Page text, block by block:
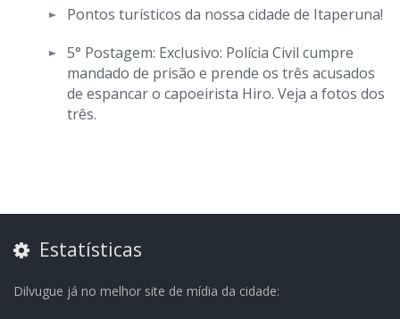
Pontos turísticos da nossa cidade de Itaperuna!
5° Postagem: Exclusivo: Polícia Civil cumpre
mandado de prisão e prende os três acusados
de espancar o capoeirista Hiro. Veja a fotos dos
três.
Estatísticas
Dilvugue já no melhor site de mídia da cidade: